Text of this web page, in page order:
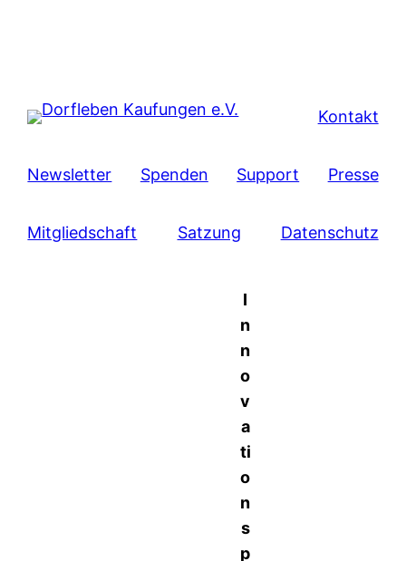
Kontakt
Newsletter Spenden Support Presse
Mitgliedschaft Satzung Datenschutz
I
n
n
o
v
a
ti
o
n
s
p